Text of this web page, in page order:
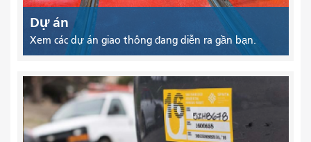
Dự án
Xem các dự án giao thông đang diễn ra gần bạn.